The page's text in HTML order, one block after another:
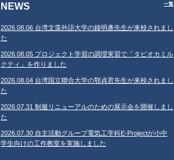
NEWS 一覧
2026.08.06 台湾文藻外語大学の鐘明彥先生が来校されまし
た
2026.08.05 プロジェクト学習の調理実習で「タピオカミル
クティ」を作りました
2026.08.04 台湾国立聯合大学の鄂貞君先生が来校されまし
た
2026.07.31 制服リニューアルのための展示会を開催しまし
た
2026.07.30 自主活動グループ電気工学科E-Projectが小中
学生向けの工作教室を実施しました